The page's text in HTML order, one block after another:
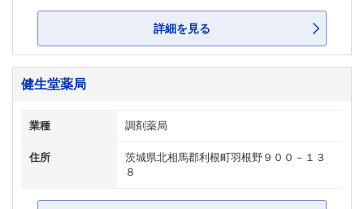
詳細を見る
健生堂薬局
業種 調剤薬局
住所
茨城県北相馬郡利根町羽根野９００－１３
８